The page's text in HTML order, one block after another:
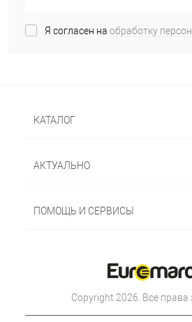
Я согласен на обработку
КАТАЛОГ
АКТУАЛЬНО
ПОМОЩЬ И СЕРВИСЫ
Copyright 2026. Все